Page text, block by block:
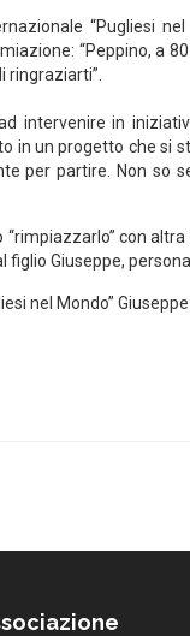
“Pugliesi
“Peppino, a
intervenire in
in un progetto che
per partire. Non so
con
Giuseppe,
nel Mondo”